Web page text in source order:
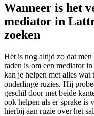
Wanneer is het
mediator in
zoeken
Het is nog altijd zo dat
raden is om een mediator
kan je helpen met alles wat
onderlinge ruzies. Hij
geschil door met beide
ook helpen als er sprake is
hierbij aan ruzie over het